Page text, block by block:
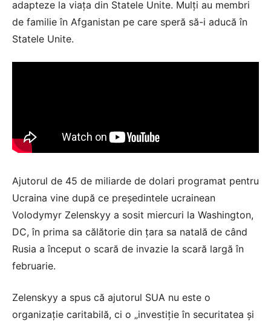
adapteze la viața din Statele Unite. Mulți au membri
de familie în Afganistan pe care speră să-i aducă în
Statele Unite.
Ajutorul de 45 de miliarde de dolari programat pentru
Ucraina vine după ce președintele ucrainean
Volodymyr Zelenskyy a sosit miercuri la Washington,
DC, în prima sa călătorie din țara sa natală de când
Rusia a început o scară de invazie la scară largă în
februarie.
Zelenskyy a spus că ajutorul SUA nu este o
organizație caritabilă, ci o „investiție în securitatea și